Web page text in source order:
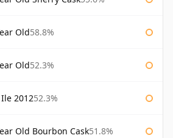
Old58.8%
Old52.3%
201252.3%
Old Bourbon Cask51.8%